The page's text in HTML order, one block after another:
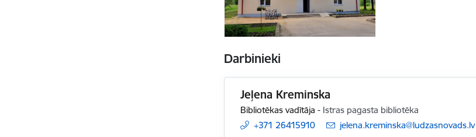
Darbinieki
Jeļena Kreminska
Bibliotēkas vadītāja - Istras pagasta bibliotēka
+371 26415910
E-pasts:
jelena.kreminska@ludzasnovads.lv